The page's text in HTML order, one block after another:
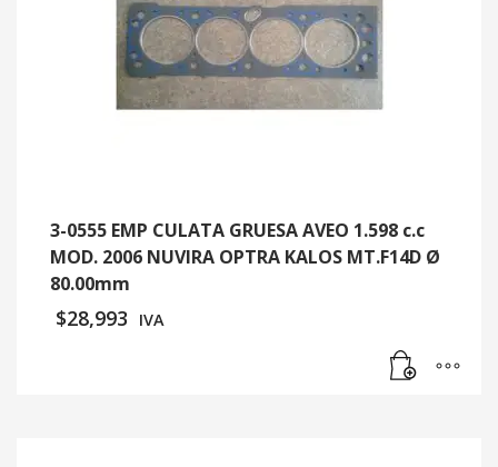
3-0555 EMP CULATA GRUESA AVEO 1.598 c.c
MOD. 2006 NUVIRA OPTRA KALOS MT.F14D Ø
80.00mm
$28,993 IVA